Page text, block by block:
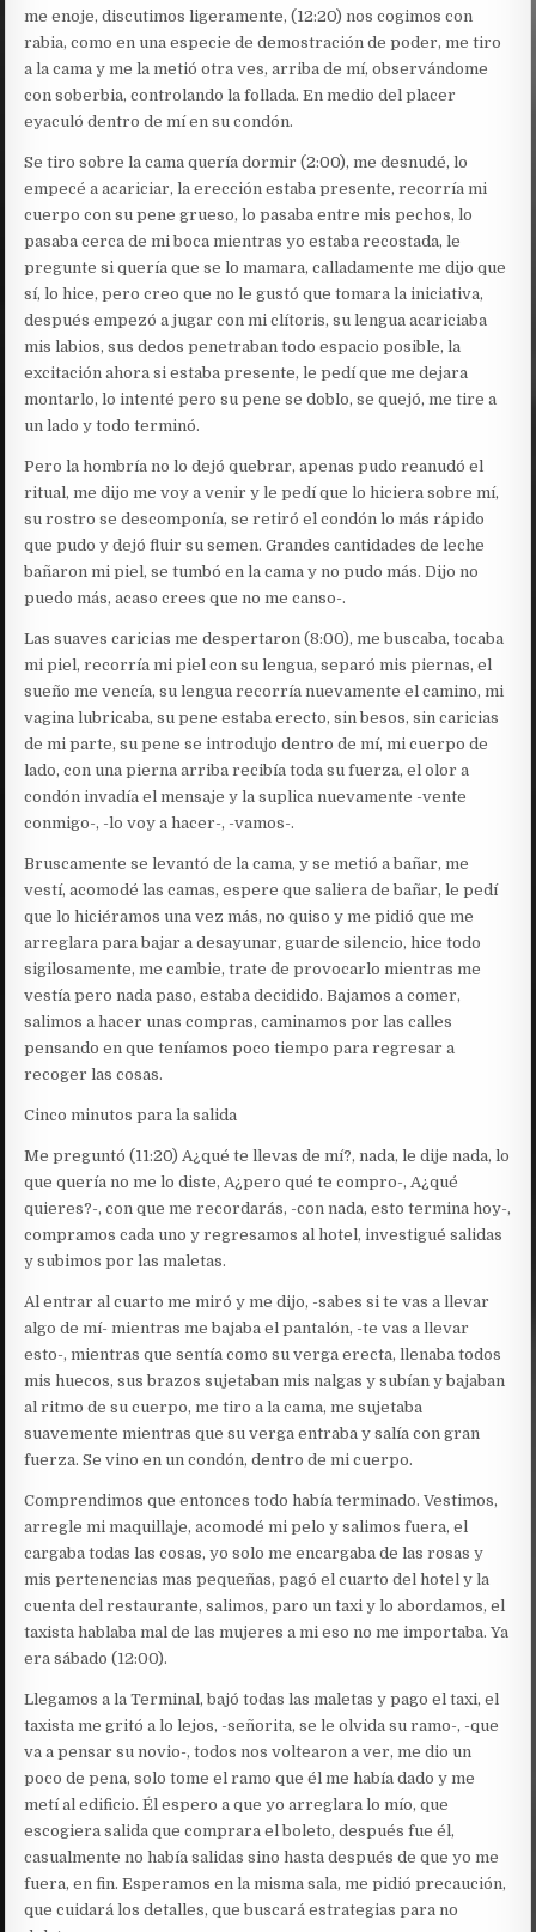
me enoje, discutimos ligeramente, (12:20) nos cogimos con
rabia, como en una especie de demostración de poder, me tiro
a la cama y me la metió otra ves, arriba de mí, observándome
con soberbia, controlando la follada. En medio del placer
eyaculó dentro de mí en su condón.
Se tiro sobre la cama quería dormir (2:00), me desnudé, lo
empecé a acariciar, la erección estaba presente, recorría mi
cuerpo con su pene grueso, lo pasaba entre mis pechos, lo
pasaba cerca de mi boca mientras yo estaba recostada, le
pregunte si quería que se lo mamara, calladamente me dijo que
sí, lo hice, pero creo que no le gustó que tomara la iniciativa,
después empezó a jugar con mi clítoris, su lengua acariciaba
mis labios, sus dedos penetraban todo espacio posible, la
excitación ahora si estaba presente, le pedí que me dejara
montarlo, lo intenté pero su pene se doblo, se quejó, me tire a
un lado y todo terminó.
Pero la hombría no lo dejó quebrar, apenas pudo reanudó el
ritual, me dijo me voy a venir y le pedí que lo hiciera sobre mí,
su rostro se descomponía, se retiró el condón lo más rápido
que pudo y dejó fluir su semen. Grandes cantidades de leche
bañaron mi piel, se tumbó en la cama y no pudo más. Dijo no
puedo más, acaso crees que no me canso-.
Las suaves caricias me despertaron (8:00), me buscaba, tocaba
mi piel, recorría mi piel con su lengua, separó mis piernas, el
sueño me vencía, su lengua recorría nuevamente el camino, mi
vagina lubricaba, su pene estaba erecto, sin besos, sin caricias
de mi parte, su pene se introdujo dentro de mí, mi cuerpo de
lado, con una pierna arriba recibía toda su fuerza, el olor a
condón invadía el mensaje y la suplica nuevamente -vente
conmigo-, -lo voy a hacer-, -vamos-.
Bruscamente se levantó de la cama, y se metió a bañar, me
vestí, acomodé las camas, espere que saliera de bañar, le pedí
que lo hiciéramos una vez más, no quiso y me pidió que me
arreglara para bajar a desayunar, guarde silencio, hice todo
sigilosamente, me cambie, trate de provocarlo mientras me
vestía pero nada paso, estaba decidido. Bajamos a comer,
salimos a hacer unas compras, caminamos por las calles
pensando en que teníamos poco tiempo para regresar a
recoger las cosas.
Cinco minutos para la salida
Me preguntó (11:20) A¿qué te llevas de mí?, nada, le dije nada, lo
que quería no me lo diste, A¿pero qué te compro-, A¿qué
quieres?-, con que me recordarás, -con nada, esto termina hoy-,
compramos cada uno y regresamos al hotel, investigué salidas
y subimos por las maletas.
Al entrar al cuarto me miró y me dijo, -sabes si te vas a llevar
algo de mí- mientras me bajaba el pantalón, -te vas a llevar
esto-, mientras que sentía como su verga erecta, llenaba todos
mis huecos, sus brazos sujetaban mis nalgas y subían y bajaban
al ritmo de su cuerpo, me tiro a la cama, me sujetaba
suavemente mientras que su verga entraba y salía con gran
fuerza. Se vino en un condón, dentro de mi cuerpo.
Comprendimos que entonces todo había terminado. Vestimos,
arregle mi maquillaje, acomodé mi pelo y salimos fuera, el
cargaba todas las cosas, yo solo me encargaba de las rosas y
mis pertenencias mas pequeñas, pagó el cuarto del hotel y la
cuenta del restaurante, salimos, paro un taxi y lo abordamos, el
taxista hablaba mal de las mujeres a mi eso no me importaba. Ya
era sábado (12:00).
Llegamos a la Terminal, bajó todas las maletas y pago el taxi, el
taxista me gritó a lo lejos, -señorita, se le olvida su ramo-, -que
va a pensar su novio-, todos nos voltearon a ver, me dio un
poco de pena, solo tome el ramo que él me había dado y me
metí al edificio. Él espero a que yo arreglara lo mío, que
escogiera salida que comprara el boleto, después fue él,
casualmente no había salidas sino hasta después de que yo me
fuera, en fin. Esperamos en la misma sala, me pidió precaución,
que cuidará los detalles, que buscará estrategias para no